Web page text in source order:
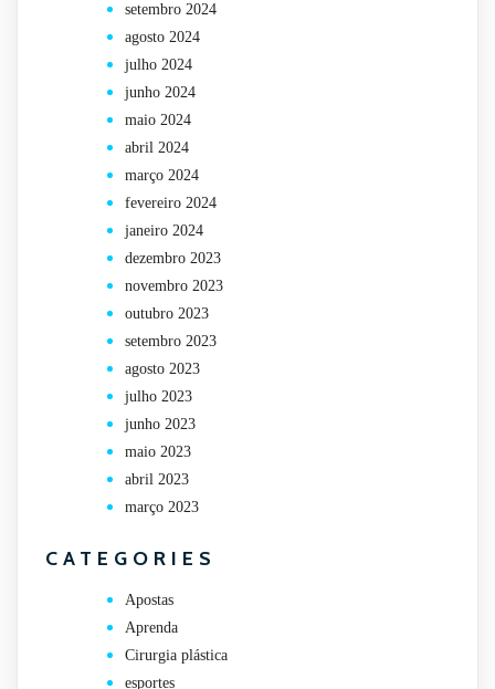
setembro 2024
agosto 2024
julho 2024
junho 2024
maio 2024
abril 2024
março 2024
fevereiro 2024
janeiro 2024
dezembro 2023
novembro 2023
outubro 2023
setembro 2023
agosto 2023
julho 2023
junho 2023
maio 2023
abril 2023
março 2023
CATEGORIES
Apostas
Aprenda
Cirurgia plástica
esportes